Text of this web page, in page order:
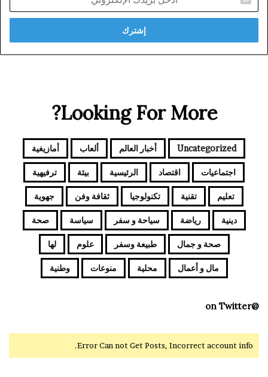
بريدك
الإلكتروني
Looking For More?
Uncategorized أخبار العالم ألعاب أمازيغية
اجتماعيات اقتصاد الرئيسية بيئة ترفيهية
تعليم تقنية تكنولوجيا ثقافة وفن جهوية
دينية رياضة سياحة و سفر سياسة صحة
صحة و جمال طبيعة وسفر علوم لها
مال و أعمال محلية منوعات وطنية
@on Twitter
Error Can not Get Posts, Incorrect account info.